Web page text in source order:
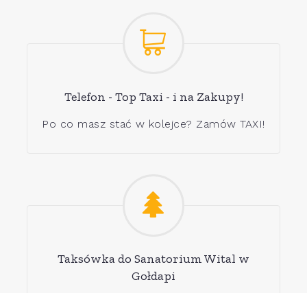
Telefon - Top Taxi - i na Zakupy!
Po co masz stać w kolejce? Zamów TAXI!
Taksówka do Sanatorium Wital w
Gołdapi